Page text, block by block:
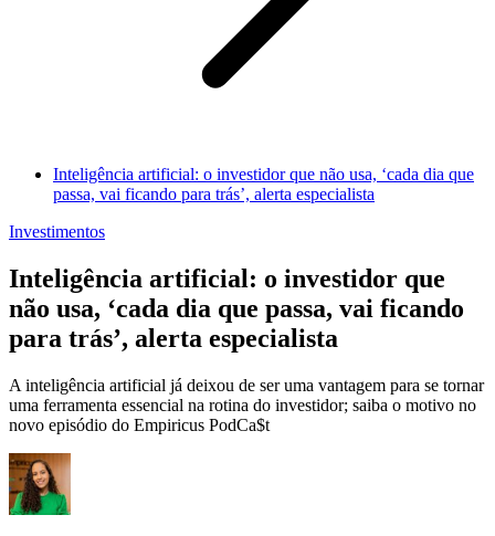
Inteligência artificial: o investidor que não usa, ‘cada dia que
passa, vai ficando para trás’, alerta especialista
Investimentos
Inteligência artificial: o investidor que
não usa, ‘cada dia que passa, vai ficando
para trás’, alerta especialista
A inteligência artificial já deixou de ser uma vantagem para se tornar
uma ferramenta essencial na rotina do investidor; saiba o motivo no
novo episódio do Empiricus PodCa$t